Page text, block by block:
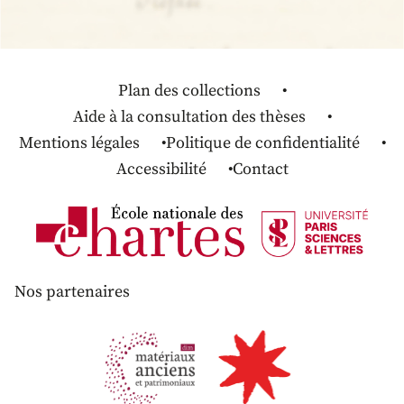
Plan des collections
Aide à la consultation des thèses
Mentions légales
Politique de confidentialité
Accessibilité
Contact
Nos partenaires